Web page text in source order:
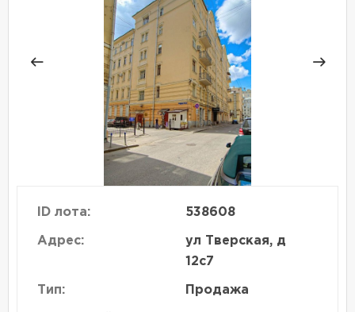
ID лота: 538608
Адрес:
ул Тверская, д
12с7
Тип: Продажа